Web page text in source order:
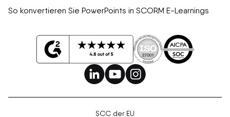
So konvertieren Sie PowerPoints in SCORM E-Learnings
SCC der EU